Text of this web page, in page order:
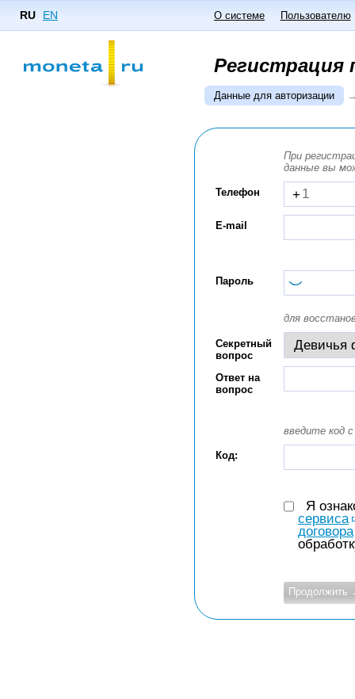
RU EN О системе Пользователю
Регистрация
Данные для авторизации
При
данные вы
Телефон +
E-mail
Пароль
для
Секретный
вопрос
Ответ на
вопрос
введите код
Код:
Я
сервиса
договора